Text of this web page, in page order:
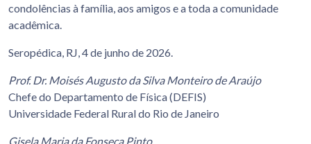
condolências à família, aos amigos e a toda a comunidade
acadêmica.
Seropédica, RJ, 4 de junho de 2026.
Prof. Dr. Moisés Augusto da Silva Monteiro de Araújo
Chefe do Departamento de Física (DEFIS)
Universidade Federal Rural do Rio de Janeiro
Gisela Maria da Fonseca Pinto